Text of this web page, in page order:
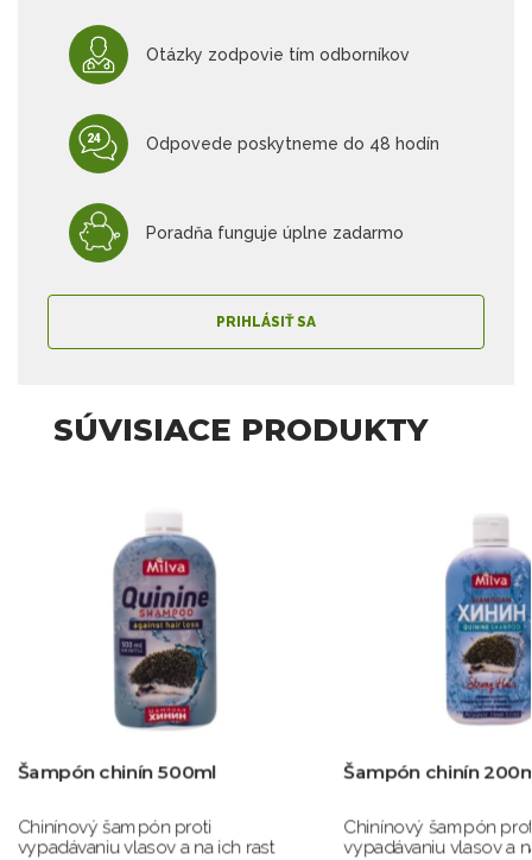
Otázky zodpovie tím odborníkov
Odpovede poskytneme do 48 hodín
Poradňa funguje úplne zadarmo
PRIHLÁSIŤ SA
SÚVISIACE PRODUKTY
Šampón chinín 500ml
Chinínový šampón proti
vypadávaniu vlasov a na ich rast
Šampón chinín
Chinínový šampón
vypadávaniu vlasov a